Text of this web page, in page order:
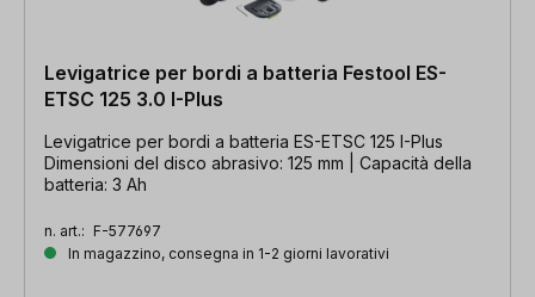
Levigatrice per bordi a batteria Festool ES-
ETSC 125 3.0 I-Plus
Levigatrice per bordi a batteria ES-ETSC 125 I-Plus
Dimensioni del disco abrasivo: 125 mm | Capacità della
batteria: 3 Ah
n. art.: F-577697
In magazzino, consegna in 1-2 giorni lavorativi